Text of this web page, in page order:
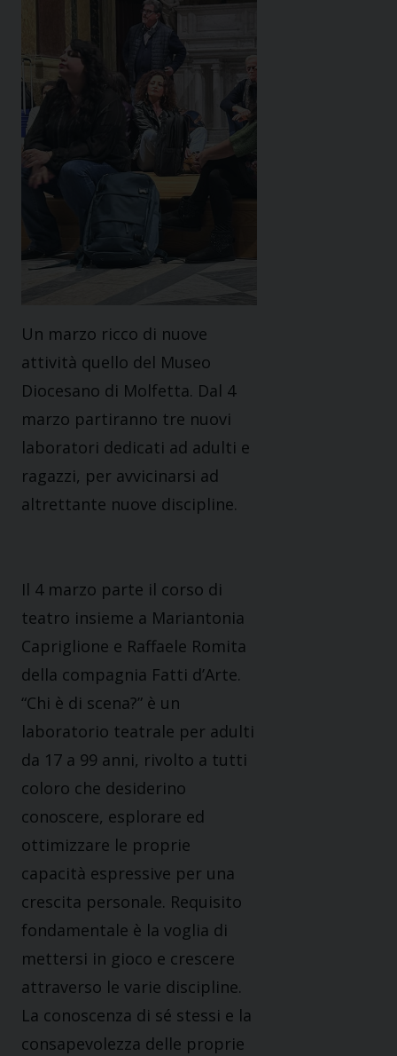
Un marzo ricco di nuove
attività quello del Museo
Diocesano di Molfetta. Dal 4
marzo partiranno tre nuovi
laboratori dedicati ad adulti e
ragazzi, per avvicinarsi ad
altrettante nuove discipline.
Il 4 marzo parte il corso di
teatro insieme a Mariantonia
Capriglione e Raffaele Romita
della compagnia Fatti d’Arte.
“Chi è di scena?” è un
laboratorio teatrale per adulti
da 17 a 99 anni, rivolto a tutti
coloro che desiderino
conoscere, esplorare ed
ottimizzare le proprie
capacità espressive per una
crescita personale. Requisito
fondamentale è la voglia di
mettersi in gioco e crescere
attraverso le varie discipline.
La conoscenza di sé stessi e la
consapevolezza delle proprie